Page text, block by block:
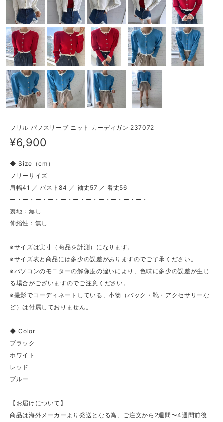
フリル パフスリーブ ニット カーディガン 237072
¥6,900
◆ Size（cm）
フリーサイズ
肩幅41 ／ バスト84 ／ 袖丈57 ／ 着丈56
ー・ー・ー・ー・ー・ー・ー・ー・ー・ー・ー・
裏地：無し
伸縮性：無し
※サイズは実寸（商品を計測）になります。
※サイズ表と商品には多少の誤差がありますのでご了承ください。
※パソコンのモニターの解像度の違いにより、色味に多少の誤差が生じ
る場合がございますのでご注意ください。
※撮影でコーディネートしている、小物（バック・靴・アクセサリーな
ど）は付属しておりません。
◆ Color
ブラック
ホワイト
レッド
ブルー
【お届けについて】
商品は海外メーカーより発送となる為、ご注文から2週間〜4週間前後